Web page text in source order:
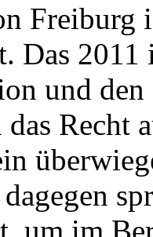
Freiburg
Das
und
das Recht
dagegen
um im